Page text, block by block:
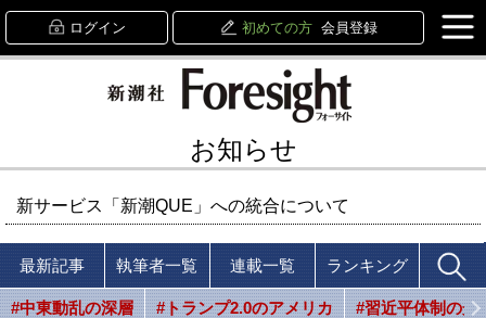
ログイン 初めての方 会員登録
お知らせ
新サービス「新潮QUE」への統合について
最新記事 執筆者一覧 連載一覧 ランキング
#中東動乱の深層 #トランプ2.0のアメリカ #習近平体制の光